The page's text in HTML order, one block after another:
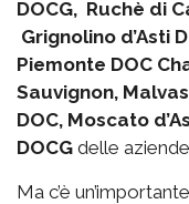
DOCG, Ruchè di
Grignolino d’Asti
Piemonte DOC
Sauvignon,
DOC, Moscato
DOCG delle
Ma c’è